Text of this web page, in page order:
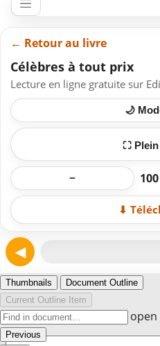
← Retour au livre
Célèbres à tout prix
Lecture en ligne gratuite sur
🌙
⛶ Plein
−
⬇
◀
Thumbnails
Document Outline
Current Outline Item
Previous
Enter the password to open